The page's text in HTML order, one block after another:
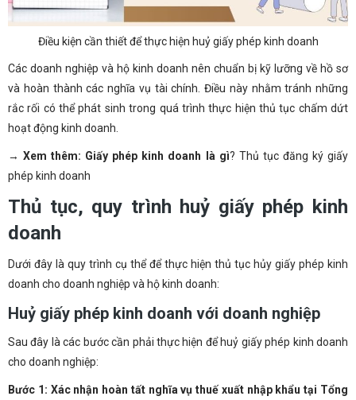
Điều kiện cần thiết để thực hiện huỷ giấy phép kinh doanh
Các doanh nghiệp và hộ kinh doanh nên chuẩn bị kỹ lưỡng về hồ sơ
và hoàn thành các nghĩa vụ tài chính. Điều này nhằm tránh những
rắc rối có thể phát sinh trong quá trình thực hiện thủ tục chấm dứt
hoạt động kinh doanh.
→Xem thêm: Giấy phép kinh doanh là gì? Thủ tục đăng ký giấy
phép kinh doanh
Thủ tục, quy trình huỷ giấy phép kinh
doanh
Dưới đây là quy trình cụ thể để thực hiện thủ tục hủy giấy phép kinh
doanh cho doanh nghiệp và hộ kinh doanh:
Huỷ giấy phép kinh doanh với doanh nghiệp
Sau đây là các bước cần phải thực hiện để huỷ giấy phép kinh doanh
cho doanh nghiệp:
Bước 1: Xác nhận hoàn tất nghĩa vụ thuế xuất nhập khẩu tại Tổng